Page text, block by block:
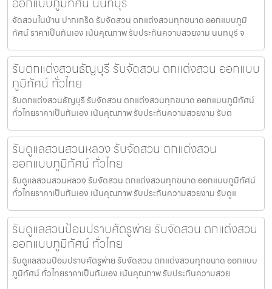
จัดสวนในบ้าน ปากเกร็ด รับจัดสวน ตกแต่งสวนทุกขนาด ออกแบบภูมิ
ทัศน์ ราคาเป็นกันเอง เน้นคุณภาพ รับประกันความสวยงาม นนทบุรี จ
รับตกแต่งสวนธัญบุรี รับจัดสวน ตกแต่งสวน ออกแบบ
ภูมิทัศน์ ทั่วไทย
รับตกแต่งสวนธัญบุรี รับจัดสวน ตกแต่งสวนทุกขนาด ออกแบบภูมิทัศน์
ทั่วไทยราคาเป็นกันเอง เน้นคุณภาพ รับประกันความสวยงาม รับต
รับดูแลสวนสวนหลวง รับจัดสวน ตกแต่งสวน
ออกแบบภูมิทัศน์ ทั่วไทย
รับดูแลสวนสวนหลวง รับจัดสวน ตกแต่งสวนทุกขนาด ออกแบบภูมิทัศน์
ทั่วไทยราคาเป็นกันเอง เน้นคุณภาพ รับประกันความสวยงาม รับดูแ
รับดูแลสวนป้อมปราบศัตรูพ่าย รับจัดสวน ตกแต่งสวน
ออกแบบภูมิทัศน์ ทั่วไทย
รับดูแลสวนป้อมปราบศัตรูพ่าย รับจัดสวน ตกแต่งสวนทุกขนาด ออกแบบ
ภูมิทัศน์ ทั่วไทยราคาเป็นกันเอง เน้นคุณภาพ รับประกันความสวย